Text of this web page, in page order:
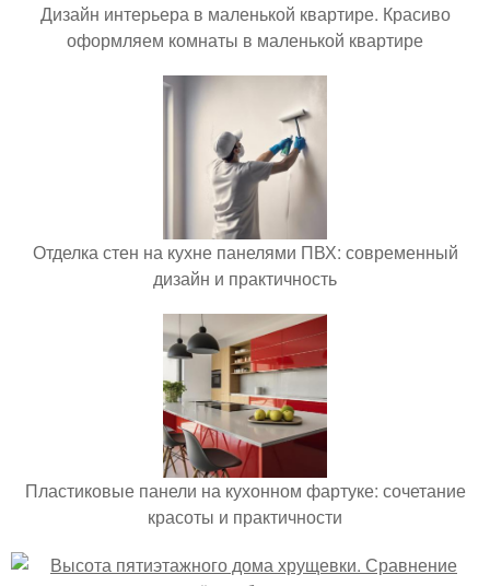
Дизайн интерьера в маленькой квартире. Красиво
оформляем комнаты в маленькой квартире
Отделка стен на кухне панелями ПВХ: современный
дизайн и практичность
Пластиковые панели на кухонном фартуке: сочетание
красоты и практичности